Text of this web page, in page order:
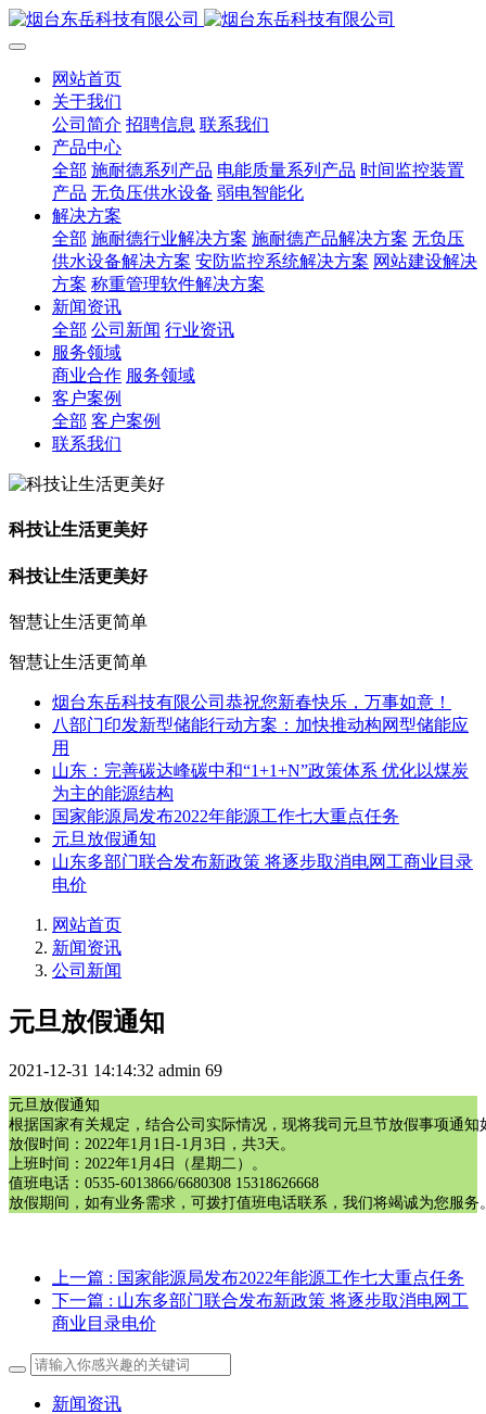
网站首页
关于我们
公司简介 招聘信息 联系我们
产品中心
全部 施耐德系列产品 电能质量系列产品 时间监控装置
产品 无负压供水设备 弱电智能化
解决方案
全部 施耐德行业解决方案 施耐德产品解决方案 无负压
供水设备解决方案 安防监控系统解决方案 网站建设解决
方案 称重管理软件解决方案
新闻资讯
全部 公司新闻 行业资讯
服务领域
商业合作 服务领域
客户案例
全部 客户案例
联系我们
科技让生活更美好
科技让生活更美好
智慧让生活更简单
智慧让生活更简单
烟台东岳科技有限公司恭祝您新春快乐，万事如意！
八部门印发新型储能行动方案：加快推动构网型储能应
用
山东：完善碳达峰碳中和“1+1+N”政策体系 优化以煤炭
为主的能源结构
国家能源局发布2022年能源工作七大重点任务
元旦放假通知
山东多部门联合发布新政策 将逐步取消电网工商业目录
电价
网站首页
新闻资讯
公司新闻
元旦放假通知
2021-12-31 14:14:32 admin 69
元旦放假通知
根据国家有关规定，结合公司实际情况，现将我司元旦节放假事项通知
放假时间：2022年1月1日-1月3日，共3天。
上班时间：2022年1月4日（星期二）。
值班电话：0535-6013866/6680308 15318626668
放假期间，如有业务需求，可拨打值班电话联系，我们将竭诚为您服务
上一篇 : 国家能源局发布2022年能源工作七大重点任务
下一篇 : 山东多部门联合发布新政策 将逐步取消电网工
商业目录电价
新闻资讯